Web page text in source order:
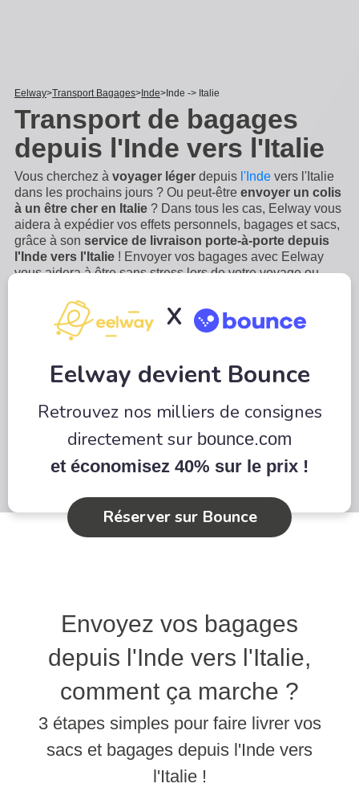
Eelway Transport Bagages Inde Inde -> Italie
Transport de bagages
depuis l'Inde vers l'Italie
Vous cherchez à voyager léger depuis l'Inde vers l'Italie
dans les prochains jours ? Ou peut-être envoyer un colis
à un être cher en Italie ? Dans tous les cas, Eelway vous
aidera à expédier vos effets personnels, bagages et sacs,
grâce à son service de livraison porte-à-porte depuis
l'Inde vers l'Italie ! Envoyer vos bagages avec Eelway
vous aidera à être sans stress lors de votre voyage ou
international Eelway depuis l'Inde vers l'Italie
X
Eelway devient Bounce
Retrouvez nos milliers de consignes
directement sur bounce.com
et économisez 40% sur le prix !
Réserver sur Bounce
Envoyez vos bagages
depuis l'Inde vers l'Italie,
comment ça marche ?
3 étapes simples pour faire livrer vos
sacs et bagages depuis l'Inde vers
l'Italie !